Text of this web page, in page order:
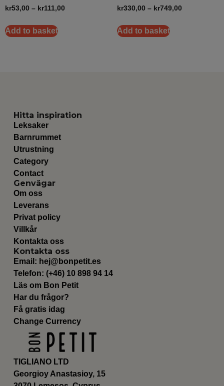
kr53,00 – kr111,00
Add to basket
kr330,00 – kr749,00
Add to basket
TIGLIANO LTD
Georgioy Anastasioy, 15
Hitta inspiration
Leksaker
Barnrummet
Utrustning
Category
Contact
Genvägar
Om oss
Leverans
Privat policy
Villkår
Kontakta oss
Kontakta oss
Email: hej@bonpetit.es
Telefon: (+46) 10 898 94 14
Läs om Bon Petit
Har du frågor?
Få gratis idag
Change Currency